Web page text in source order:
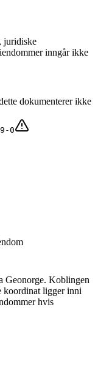
juridiske
inngår ikke
dokumenterer ikke
0
Geonorge. Koblingen
koordinat ligger inni
hvis